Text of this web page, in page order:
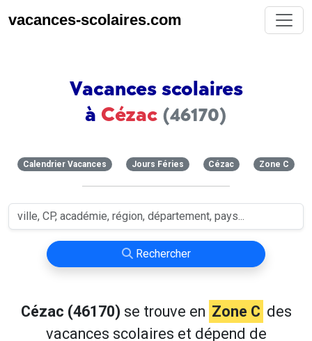
vacances-scolaires.com
Vacances scolaires
à Cézac (46170)
Calendrier Vacances Jours Féries Cézac Zone C
Rechercher
Cézac (46170) se trouve en Zone C des
vacances scolaires et dépend de